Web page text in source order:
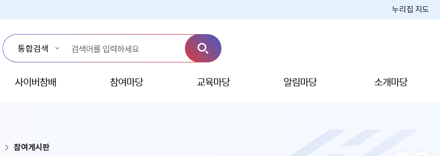
누리집 지도
사이버참배 참여마당 교육마당 알림마당 소개마당
참여게시판